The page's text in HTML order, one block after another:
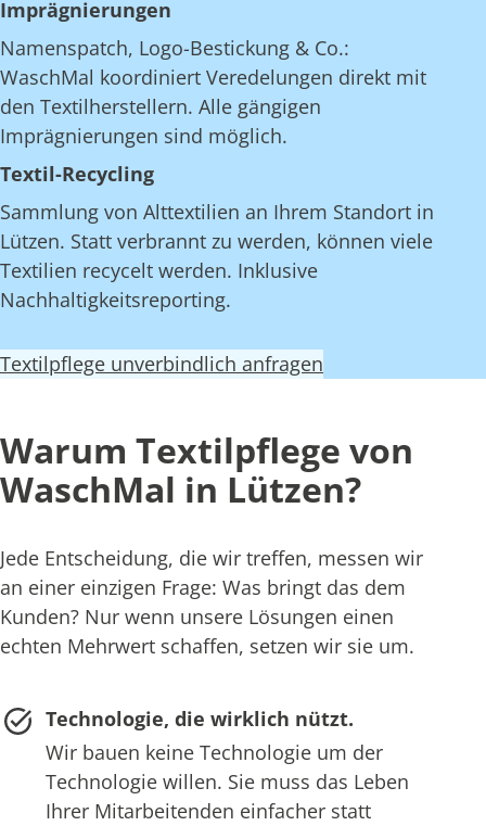
Imprägnierungen
Namenspatch, Logo-Bestickung & Co.:
WaschMal koordiniert Veredelungen direkt mit
den Textilherstellern. Alle gängigen
Imprägnierungen sind möglich.
Textil-Recycling
Sammlung von Alttextilien an Ihrem Standort in
Lützen. Statt verbrannt zu werden, können viele
Textilien recycelt werden. Inklusive
Nachhaltigkeitsreporting.
Textilpflege unverbindlich anfragen
Warum Textilpflege von
WaschMal in Lützen?
Jede Entscheidung, die wir treffen, messen wir
an einer einzigen Frage: Was bringt das dem
Kunden? Nur wenn unsere Lösungen einen
echten Mehrwert schaffen, setzen wir sie um.
Technologie, die wirklich nützt.
Wir bauen keine Technologie um der
Technologie willen. Sie muss das Leben
Ihrer Mitarbeitenden einfacher statt